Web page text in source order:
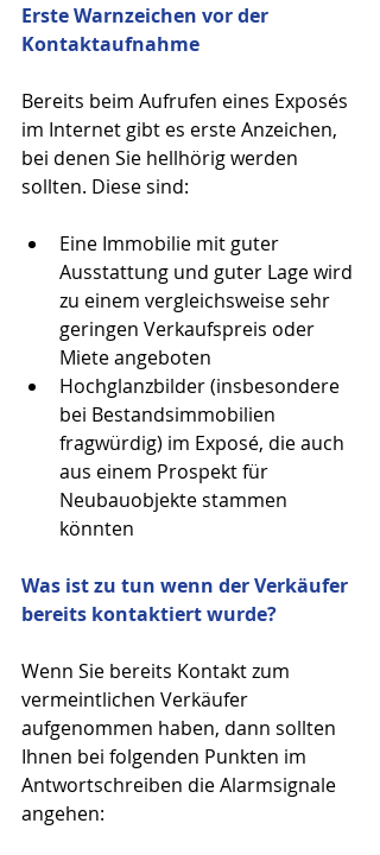
Erste Warnzeichen vor der
Kontaktaufnahme
Bereits beim Aufrufen eines Exposés
im Internet gibt es erste Anzeichen,
bei denen Sie hellhörig werden
sollten. Diese sind:
Eine Immobilie mit guter
Ausstattung und guter Lage wird
zu einem vergleichsweise sehr
geringen Verkaufspreis oder
Miete angeboten
Hochglanzbilder (insbesondere
bei Bestandsimmobilien
fragwürdig) im Exposé, die auch
aus einem Prospekt für
Neubauobjekte stammen
könnten
Was ist zu tun wenn der Verkäufer
bereits kontaktiert wurde?
Wenn Sie bereits Kontakt zum
vermeintlichen Verkäufer
aufgenommen haben, dann sollten
Ihnen bei folgenden Punkten im
Antwortschreiben die Alarmsignale
angehen: